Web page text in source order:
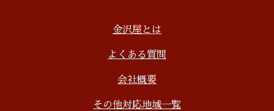
金沢屋とは
よくある質問
会社概要
その他対応地域一覧